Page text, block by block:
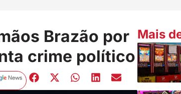
Brazão por
crime político
Mais